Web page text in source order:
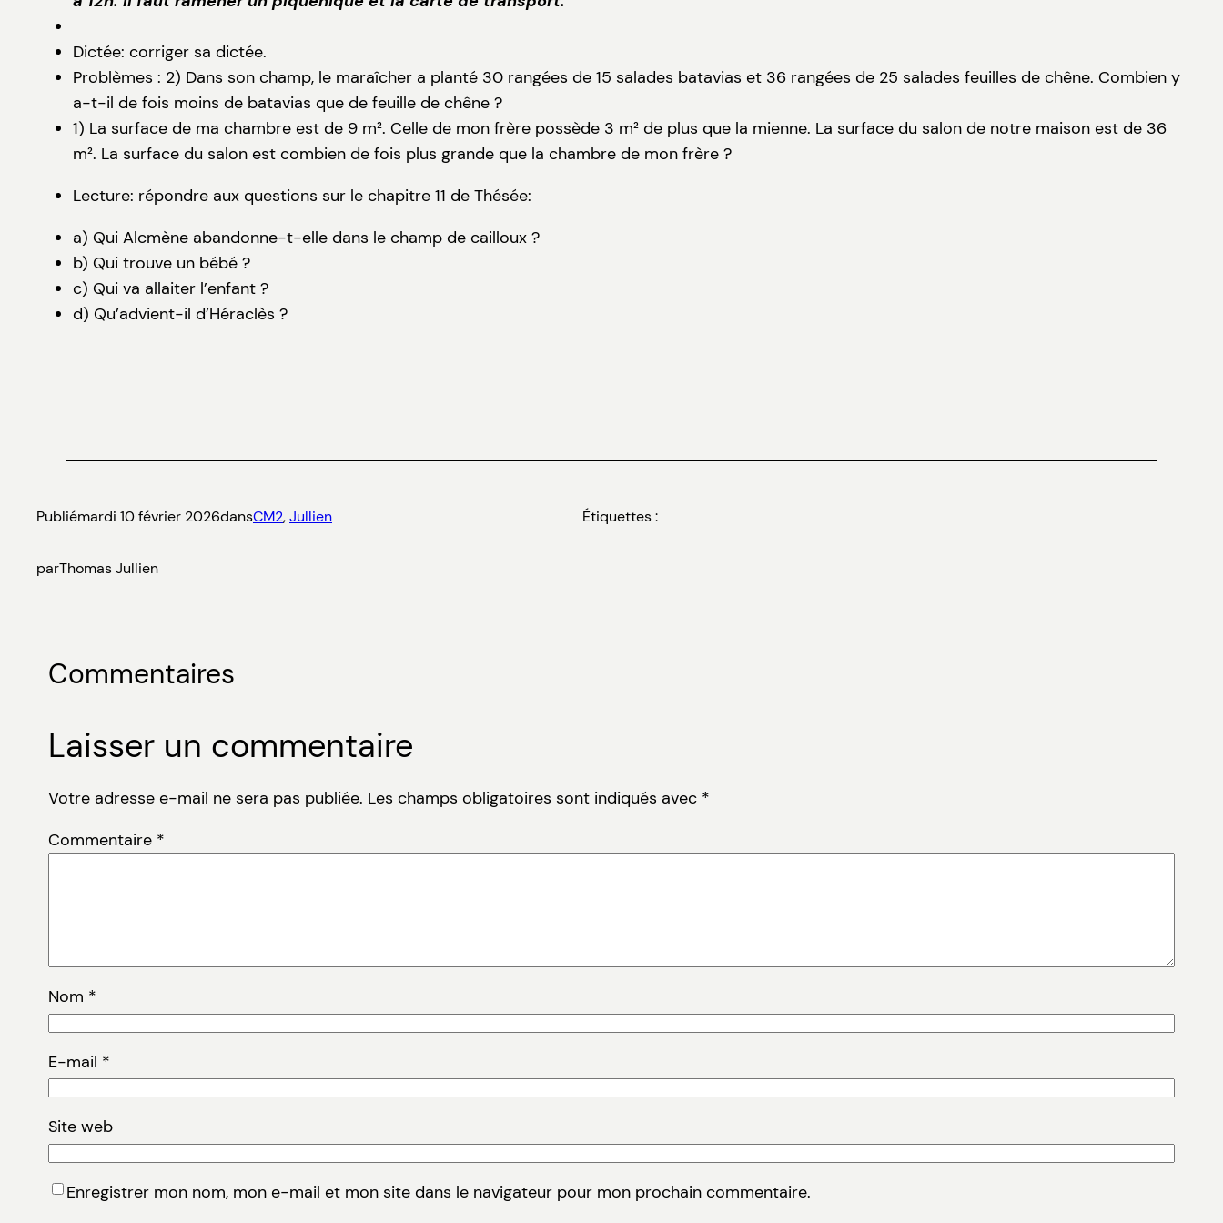
Dictée: corriger sa dictée.
Problèmes : 2) Dans son champ, le maraîcher a planté 30 rangées de 15 salades batavias et 36 rangées de 25 salades feuilles de chêne. Combien y
a-t-il de fois moins de batavias que de feuille de chêne ?
1) La surface de ma chambre est de 9 m². Celle de mon frère possède 3 m² de plus que la mienne. La surface du salon de notre maison est de 36
m². La surface du salon est combien de fois plus grande que la chambre de mon frère ?
Lecture: répondre aux questions sur le chapitre 11 de Thésée:
a) Qui Alcmène abandonne-t-elle dans le champ de cailloux ?
b) Qui trouve un bébé ?
c) Qui va allaiter l’enfant ?
d) Qu’advient-il d’Héraclès ?
Publiémardi 10 février 2026dansCM2, Jullien
parThomas Jullien
Étiquettes :
Commentaires
Laisser un commentaire
Votre adresse e-mail ne sera pas publiée. Les champs obligatoires sont indiqués avec *
Commentaire *
Nom *
E-mail *
Site web
Enregistrer mon nom, mon e-mail et mon site dans le navigateur pour mon prochain commentaire.